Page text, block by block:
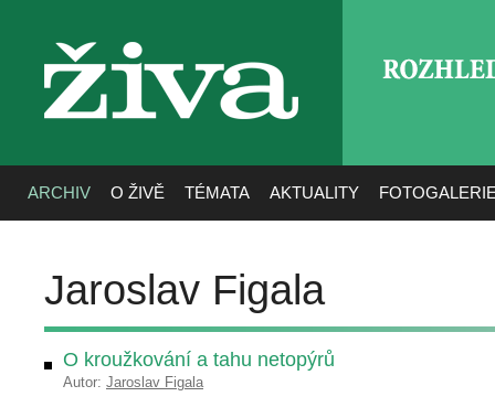
živa
ARCHIV O ŽIVĚ TÉMATA AKTUALITY
Jaroslav Figala
O kroužkování a tahu netopýrů
Autor: Jaroslav Figala